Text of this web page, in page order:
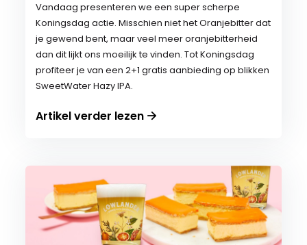
Vandaag presenteren we een super scherpe
Koningsdag actie. Misschien niet het Oranjebitter dat
je gewend bent, maar veel meer oranjebitterheid
dan dit lijkt ons moeilijk te vinden. Tot Koningsdag
profiteer je van een 2+1 gratis aanbieding op blikken
SweetWater Hazy IPA.
Artikel verder lezen